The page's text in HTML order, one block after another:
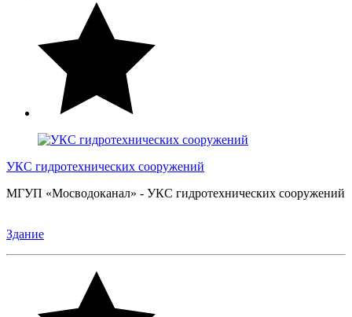
УКС гидротехнических сооружений
МГУП «Мосводоканал» - УКС гидротехнических сооружений
Здание